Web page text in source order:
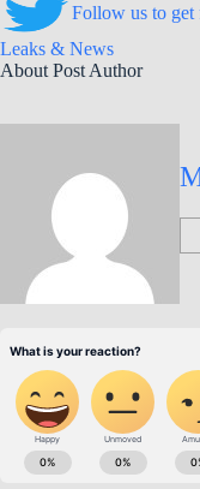
Follow us to
Leaks & News
About Post Author